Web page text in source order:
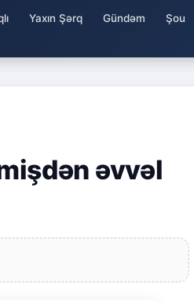
Yaxın Şərq Gündəm Şou
əvvəl